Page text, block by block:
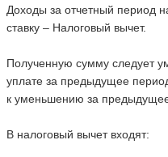
Доходы за отчетный период
ставку – Налоговый вычет.
Полученную сумму следует
уплате за предыдущее
к уменьшению за предыдущее
В налоговый вычет входят: